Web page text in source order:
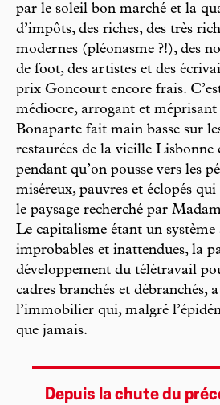
par le soleil bon marché et la
d’impôts, des riches, des très
modernes (pléonasme ?!), des
de foot, des artistes et des
prix Goncourt encore frais.
médiocre, arrogant et
Bonaparte fait main basse sur
restaurées de la vieille
pendant qu’on pousse vers les
miséreux, pauvres et éclopés
le paysage recherché par
Le capitalisme étant un
improbables et inattendues, la
développement du télétravail
cadres branchés et débranchés,
l’immobilier qui, malgré
que jamais.
Depuis la chute du